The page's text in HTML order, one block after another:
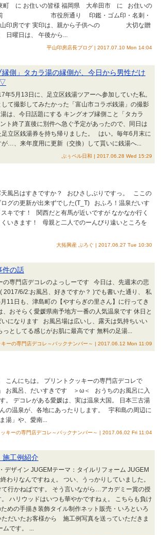
に お住いの皆様 福岡県 大牟田市 に お住いの
駅前 市役所通り 印鑑・ゴム印・名刺・
山印房です 実印は、親から子供への 大切な贈
日は、 午後から...
平山印房店長ブログ | 2017.07.10 Mon 14:04
縁側」タカラ湯の縁側が、今日から男性だけ
5月13日に、足立区銭湯ツアーへ参加していた私。
て撮影してみたかった「富山市コラボ銭湯」の撮影
は、今日話題にする キングオブ縁側こと「タカラ
ト終了直後に別件へ急ぐ予定があったので、同日は
足立区銭湯券を持ち帰りました。 はい。毎年6月末に
…、来年度用に更新（交換）して貰いに銭湯へ...
ぷぅペル日和 | 2017.06.28 Wed 15:29
風呂はすきですか？ おひさしぶりですっ。 ここの
グの更新が出来ずでした(T_T) おふろ！温泉だいす
キです！ 関西だと有馬が近いですが なかなか行く
いきます！ 母親と二人でのーんびり遠いところを
大拓興産 ぶろぐ | 2017.06.27 Tue 10:30
件の話
の専門店デコレのよっしーです 今日は、先週末の悲
6/2:お風呂、好きですか？ )でも書いた通り、 私
11日も、津島町の【やすらぎの里さん】に行ってき
、おそらく愛媛県南予地方一番の人気温泉です 休日と
いになります お風呂場は広いし、露天は気持ちいい
っとしてる感じがお肌に最高です 無料の足湯...
キーの専門店デコレ～バックナンバー～ | 2017.06.12 Mon 11:09
んにちは。 プリントクッキーの専門店デコレで
お風呂、だいすきです ＞ω＜ おうちのお風呂に入
。 デコレがある愛媛は、実は温泉大国。 日本三古湯
の温泉が、各地にあったりします。 宇和島の周辺に
湯」や、愛南...
ッキーの専門店デコレ～バックナンバー～ | 2017.06.02 Fri 11:04
工例紹介
デザイン JUGEMテーマ：タイルリフォーム JUGEM
わりなんですねぇ。 つい、うっかりしていました。
行かねばです。 そう言いながら…アカデミー賞の授
ハリウッドはいつも華やかですねぇ。 こちらも負け
めの手描き装飾タイル制作ネット販売・いろといろ
だいたお客様から 施工例写真を送っていただきま
ムです。 ...